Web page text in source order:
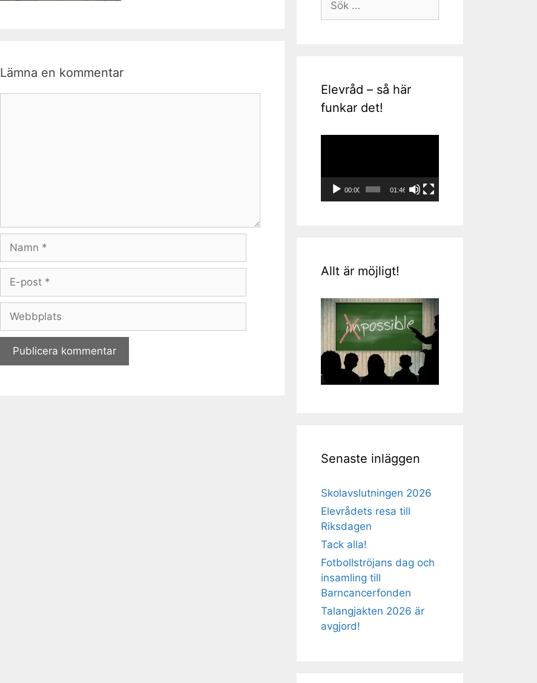
Lämna en kommentar
Namn
Webbplats
efter:
Elevråd – så här
funkar det!
00:00 01:46
Allt är möjligt!
Senaste inläggen
Skolavslutningen 2026
Elevrådets resa till
Riksdagen
Tack alla!
Fotbollströjans dag och
insamling till
Barncancerfonden
Talangjakten 2026 är
avgjord!